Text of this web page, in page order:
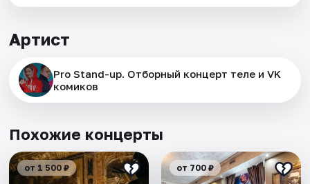
Артист
Pro Stand-up. Отборный концерт теле и VK
комиков
Похожие концерты
от 1 500 ₽ от 700 ₽